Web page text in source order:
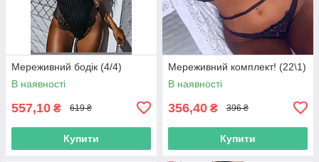
Мереживний бодік (4/4)
В наявності
557,10 ₴ 619 ₴
Купити
Мереживний комплект! (22\1)
В наявності
356,40 ₴ 396 ₴
Купити